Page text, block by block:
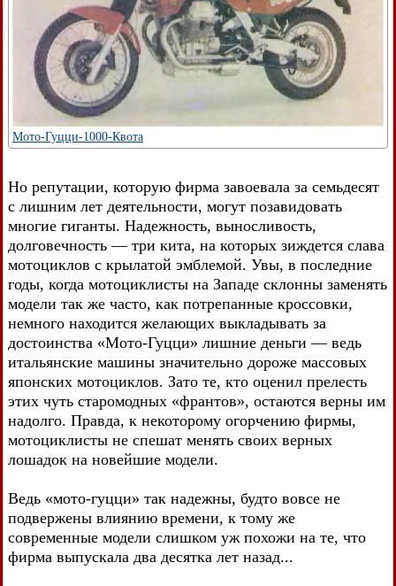
Мото-Гуцци-1000-Квота
Но репутации, которую фирма завоевала за семьдесят
с лишним лет деятельности, могут позавидовать
многие гиганты. Надежность, выносливость,
долговечность — три кита, на которых зиждется слава
мотоциклов с крылатой эмблемой. Увы, в последние
годы, когда мотоциклисты на Западе склонны заменять
модели так же часто, как потрепанные кроссовки,
немного находится желающих выкладывать за
достоинства «Мото-Гуцци» лишние деньги — ведь
итальянские машины значительно дороже массовых
японских мотоциклов. Зато те, кто оценил прелесть
этих чуть старомодных «франтов», остаются верны им
надолго. Правда, к некоторому огорчению фирмы,
мотоциклисты не спешат менять своих верных
лошадок на новейшие модели.
Ведь «мото-гуцци» так надежны, будто вовсе не
подвержены влиянию времени, к тому же
современные модели слишком уж похожи на те, что
фирма выпускала два десятка лет назад...